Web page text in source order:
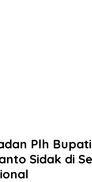
Plh
Sidak di